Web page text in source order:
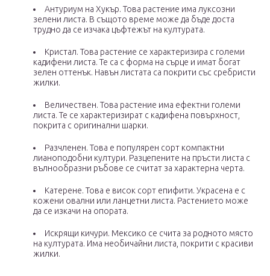
Антуриум на Хукър. Това растение има луксозни
зелени листа. В същото време може да бъде доста
трудно да се изчака цъфтежът на културата.
Кристал. Това растение се характеризира с големи
кадифени листа. Те са с форма на сърце и имат богат
зелен оттенък. Навън листата са покрити със сребристи
жилки.
Величествен. Това растение има ефектни големи
листа. Те се характеризират с кадифена повърхност,
покрита с оригинални шарки.
Разчленен. Това е популярен сорт компактни
лианоподобни култури. Разцепените на пръсти листа с
вълнообразни ръбове се считат за характерна черта.
Катерене. Това е висок сорт епифити. Украсена е с
кожени овални или ланцетни листа. Растението може
да се изкачи на опората.
Искрящи кичури. Мексико се счита за родното място
на културата. Има необичайни листа, покрити с красиви
жилки.